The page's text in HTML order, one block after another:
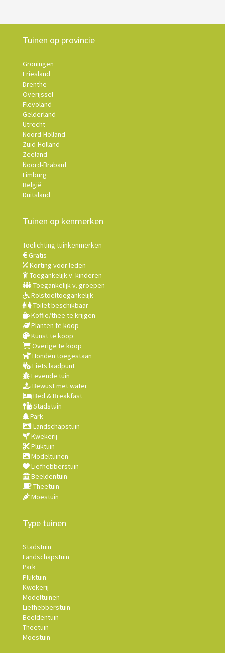
Tuinen op provincie
Groningen
Friesland
Drenthe
Overijssel
Flevoland
Gelderland
Utrecht
Noord-Holland
Zuid-Holland
Zeeland
Noord-Brabant
Limburg
België
Duitsland
Tuinen op kenmerken
Toelichting tuinkenmerken
Gratis
Korting voor leden
Toegankelijk v. kinderen
Toegankelijk v. groepen
Rolstoeltoegankelijk
Toilet beschikbaar
Koffie/thee te krijgen
Planten te koop
Kunst te koop
Overige te koop
Honden toegestaan
Fiets laadpunt
Levende tuin
Bewust met water
Bed & Breakfast
Stadstuin
Park
Landschapstuin
Kwekerij
Pluktuin
Modeltuinen
Liefhebberstuin
Beeldentuin
Theetuin
Moestuin
Type tuinen
Stadstuin
Landschapstuin
Park
Pluktuin
Kwekerij
Modeltuinen
Liefhebberstuin
Beeldentuin
Theetuin
Moestuin